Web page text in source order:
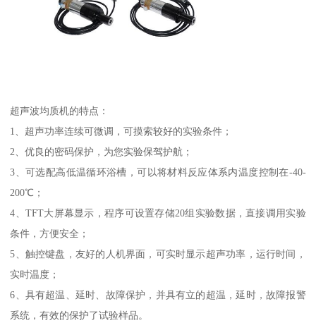
超声波均质机的特点：
1、超声功率连续可微调，可摸索较好的实验条件；
2、优良的密码保护，为您实验保驾护航；
3、可选配高低温循环浴槽，可以将材料反应体系内温度控制在-40-
200℃；
4、TFT大屏幕显示，程序可设置存储20组实验数据，直接调用实验
条件，方便安全；
5、触控键盘，友好的人机界面，可实时显示超声功率，运行时间，
实时温度；
6、具有超温、延时、故障保护，并具有立的超温，延时，故障报警
系统，有效的保护了试验样品。